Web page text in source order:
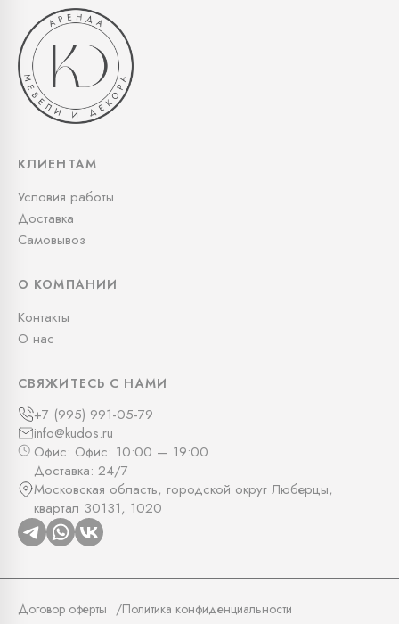
КЛИЕНТАМ
Условия работы
Доставка
Самовывоз
О КОМПАНИИ
Контакты
О нас
СВЯЖИТЕСЬ С НАМИ
+7 (995) 991-05-79
info@kudos.ru
Офис: Офис: 10:00 — 19:00
Доставка: 24/7
Московская область, городской округ Люберцы,
квартал 30131, 1020
Договор оферты Политика конфиденциальности